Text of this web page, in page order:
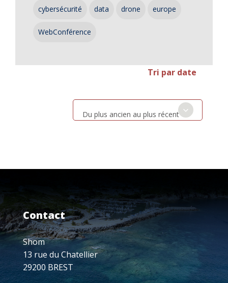
cybersécurité data drone europe
WebConférence
Tri par date
Du plus ancien au plus récent
Contact
Shom
13 rue du Chatellier
29200 BREST